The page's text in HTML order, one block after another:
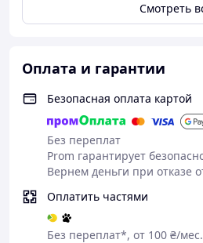
Смотреть
Оплата и гарантии
Безопасная оплата картой
Без переплат
Prom гарантирует
Вернем деньги при отказе
Оплатить частями
Без переплат*, от 100 ₴/мес.